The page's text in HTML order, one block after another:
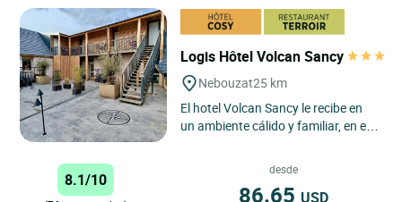
Logis Hôtel Volcan Sancy
Nebouzat25 km
El hotel Volcan Sancy le recibe en
un ambiente cálido y familiar, en el
8.1/10
desde
86.65 USD